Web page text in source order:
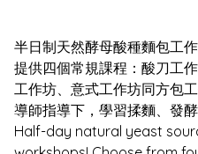
半日制天然酵母酸種麵包工
提供四個常規課程：酸刀工
工作坊、意式工作坊同方包
導師指導下，學習揉麵、發
Half-day natural yeast